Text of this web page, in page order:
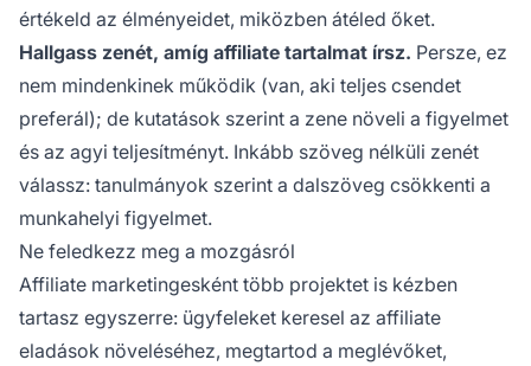
értékeld az élményeidet, miközben átéled őket.
Hallgass zenét, amíg affiliate tartalmat írsz. Persze, ez
nem mindenkinek működik (van, aki teljes csendet
preferál); de kutatások szerint a zene növeli a figyelmet
és az agyi teljesítményt. Inkább szöveg nélküli zenét
válassz: tanulmányok szerint a dalszöveg csökkenti a
munkahelyi figyelmet.
Ne feledkezz meg a mozgásról
Affiliate marketingesként több projektet is kézben
tartasz egyszerre: ügyfeleket keresel az affiliate
eladások növeléséhez, megtartod a meglévőket,